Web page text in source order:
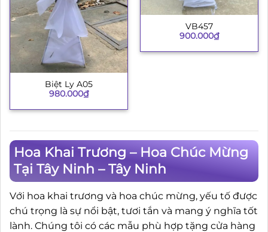
Biệt Ly A05
980.000₫
VB457
900.000₫
Hoa Khai Trương – Hoa Chúc Mừng
Tại Tây Ninh – Tây Ninh
Với hoa khai trương và hoa chúc mừng, yếu tố được
chú trọng là sự nổi bật, tươi tắn và mang ý nghĩa tốt
lành. Chúng tôi có các mẫu phù hợp tặng cửa hàng